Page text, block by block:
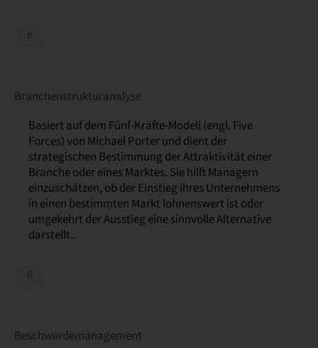
B
Branchenstrukturanalyse
Basiert auf dem Fünf-Kräfte-Modell (engl. Five
Forces) von Michael Porter und dient der
strategischen Bestimmung der Attraktivität einer
Branche oder eines Marktes. Sie hilft Managern
einzuschätzen, ob der Einstieg ihres Unternehmens
in einen bestimmten Markt lohnenswert ist oder
umgekehrt der Ausstieg eine sinnvolle Alternative
darstellt..
B
Beschwerdemanagement